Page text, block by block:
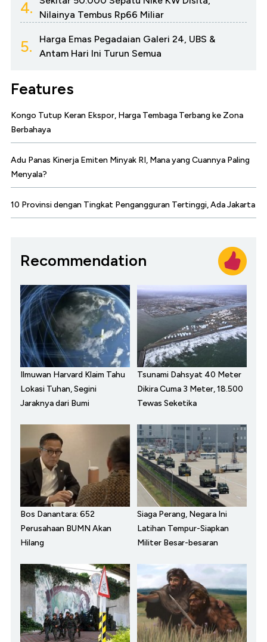
4.
Nilainya Tembus Rp66 Miliar
5.
Harga Emas Pegadaian Galeri 24, UBS &
Antam Hari Ini Turun Semua
Features
Kongo Tutup Keran Ekspor, Harga Tembaga Terbang ke Zona
Berbahaya
Adu Panas Kinerja Emiten Minyak RI, Mana yang Cuannya Paling
Menyala?
10 Provinsi dengan Tingkat Pengangguran Tertinggi, Ada Jakarta
Recommendation
Ilmuwan Harvard Klaim Tahu
Lokasi Tuhan, Segini
Jaraknya dari Bumi
Tsunami Dahsyat 40 Meter
Dikira Cuma 3 Meter, 18.500
Tewas Seketika
Bos Danantara: 652
Perusahaan BUMN Akan
Hilang
Siaga Perang, Negara Ini
Latihan Tempur-Siapkan
Militer Besar-besaran